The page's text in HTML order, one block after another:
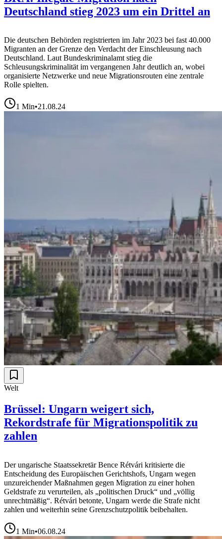
Deutschland stieg 2023 um ein Drittel an
Die deutschen Behörden registrierten im Jahr 2023 bei fast 40.000
Migranten an der Grenze den Verdacht der Einschleusung nach
Deutschland. Laut Bundeskriminalamt stieg die
Schleusungskriminalität im vergangenen Jahr deutlich an, wobei
organisierte Netzwerke und neue Migrationsrouten eine zentrale
Rolle spielten.
1 Min•21.08.24
Welt
Brüssel: Ungarn weigert sich,
Rekordstrafe für Migrationspolitik zu
zahlen
Der ungarische Staatssekretär Bence Rétvári kritisierte die
Entscheidung des Europäischen Gerichtshofs, Ungarn wegen
unzureichender Maßnahmen gegen Migration zu einer hohen
Geldstrafe zu verurteilen, als „politischen Druck“ und „völlig
unrechtmäßig“. Rétvári betonte, Ungarn werde die Strafe nicht
zahlen und weiterhin seine Grenzschutzpolitik beibehalten.
1 Min•06.08.24